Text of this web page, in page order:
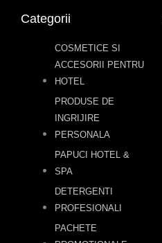
Categorii
COSMETICE SI
ACCESORII PENTRU
HOTEL
PRODUSE DE
INGRIJIRE
PERSONALA
PAPUCI HOTEL &
SPA
DETERGENTI
PROFESIONALI
PACHETE